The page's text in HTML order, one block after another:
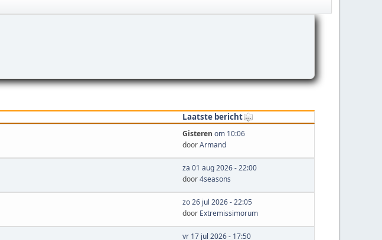
Laatste bericht
Gisteren om 10:06
doorArmand
za 01 aug 2026 - 22:00
door4seasons
zo 26 jul 2026 - 22:05
door Extremissimorum
vr 17 jul 2026 - 17:50